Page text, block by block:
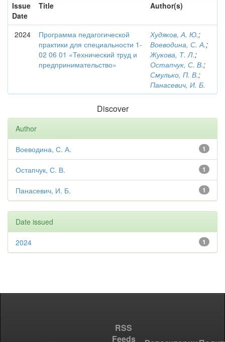
Issue
Date
Title Author(s)
2024
Программа педагогической
практики для специальности 1-
02 06 01 «Технический труд и
предпринимательство»
Худяков, А. Ю.;
Воеводина, С. А.;
Жукова, Т. Л.;
Остапчук, С. В.;
Смулько, П. В.;
Панасевич, И. Б.
Discover
Author
1
Воеводина, С. А.
1
Остапчук, С. В.
1
Панасевич, И. Б.
Date issued
1
2024
RSS
Feeds